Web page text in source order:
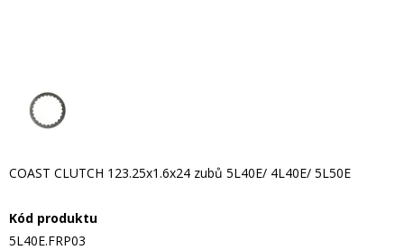
COAST CLUTCH 123.25x1.6x24 zubů 5L40E/ 4L40E/ 5L50E
Kód produktu
5L40E.FRP03